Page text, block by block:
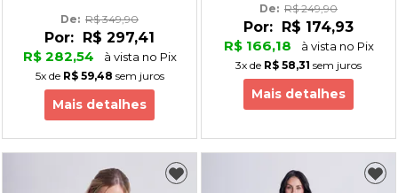
De: R$ 349,90
Por: R$ 297,41
R$ 282,54
à vista no Pix
5xde R$ 59,48 sem juros
Mais detalhes
De: R$ 249,90
Por: R$ 174,93
R$ 166,18
à vista no Pix
3x de R$ 58,31 sem juros
Mais detalhes